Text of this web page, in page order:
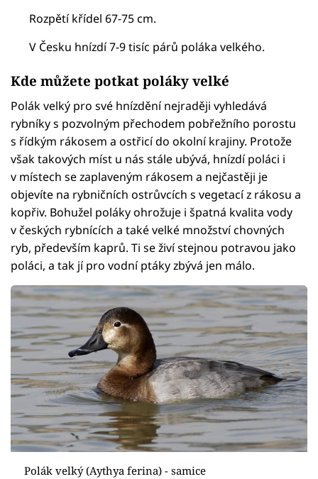
Rozpětí křídel 67-75 cm.
V Česku hnízdí 7-9 tisíc párů poláka velkého.
Kde můžete potkat poláky velké
Polák velký pro své hnízdění nejraději vyhledává
rybníky s pozvolným přechodem pobřežního porostu
s řídkým rákosem a ostřicí do okolní krajiny. Protože
však takových míst u nás stále ubývá, hnízdí poláci i
v místech se zaplaveným rákosem a nejčastěji je
objevíte na rybničních ostrůvcích s vegetací z rákosu a
kopřiv. Bohužel poláky ohrožuje i špatná kvalita vody
v českých rybnících a také velké množství chovných
ryb, především kaprů. Ti se živí stejnou potravou jako
poláci, a tak jí pro vodní ptáky zbývá jen málo.
Polák velký (Aythya ferina) - samice